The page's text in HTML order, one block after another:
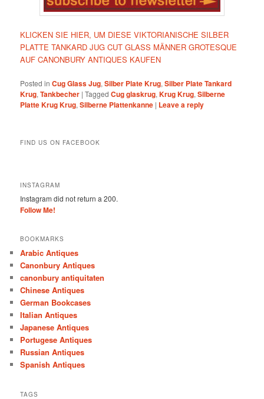
KLICKEN SIE HIER, UM DIESE VIKTORIANISCHE SILBER
PLATTE TANKARD JUG CUT GLASS MÄNNER GROTESQUE
AUF CANONBURY ANTIQUES KAUFEN
Posted in Cug Glass Jug,Silber Plate Krug,Silber Plate Tankard
Krug,Tankbecher |Tagged Cug glaskrug,Krug Krug,Silberne
Platte Krug Krug,Silberne Plattenkanne | Leave a reply
FIND US ON FACEBOOK
INSTAGRAM
Instagram did not return a 200.
Follow Me!
BOOKMARKS
Arabic Antiques
Canonbury Antiques
canonbury antiquitaten
Chinese Antiques
German Bookcases
Italian Antiques
Japanese Antiques
Portugese Antiques
Russian Antiques
Spanish Antiques
TAGS